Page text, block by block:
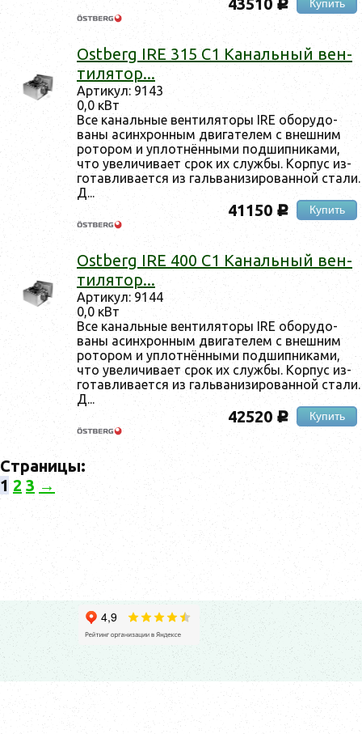
43510 c Купить
Ostberg IRE 315 C1 Ка­наль­ный вен­
ти­лятор...
Ар­ти­кул: 9143
0,0 кВт
Все ка­наль­ные вен­ти­лято­ры IRE обо­рудо­
ваны асин­хрон­ным дви­гате­лем с внеш­ним
ро­тором и уп­лотнён­ны­ми под­шипни­ками,
что уве­личи­ва­ет срок их служ­бы. Кор­пус из­
го­тав­ли­ва­ет­ся из галь­ва­низи­рован­ной ста­ли.
Д...
41150 c Купить
Ostberg IRE 400 C1 Ка­наль­ный вен­
ти­лятор...
Ар­ти­кул: 9144
0,0 кВт
Все ка­наль­ные вен­ти­лято­ры IRE обо­рудо­
ваны асин­хрон­ным дви­гате­лем с внеш­ним
ро­тором и уп­лотнён­ны­ми под­шипни­ками,
что уве­личи­ва­ет срок их служ­бы. Кор­пус из­
го­тав­ли­ва­ет­ся из галь­ва­низи­рован­ной ста­ли.
Д...
42520 c Купить
Страницы:
1 2 3 →